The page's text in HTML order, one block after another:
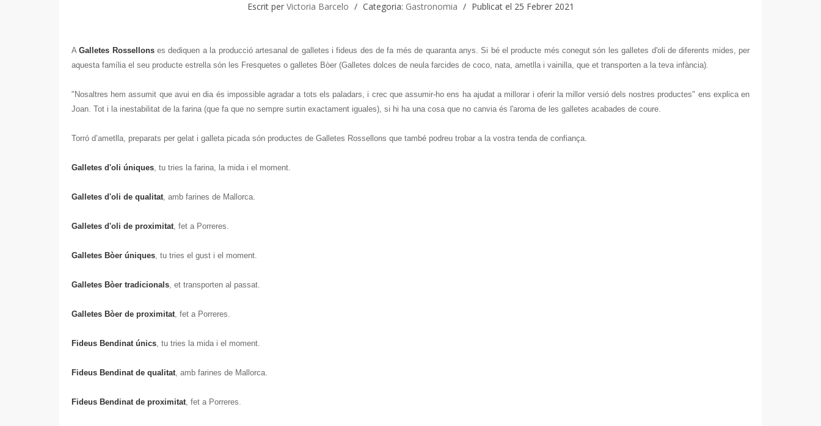
Escrit per Victoria Barcelo Categoria: Gastronomia Publicat el 25 Febrer 2021
AGalletes Rossellonses dediquen a la producció artesanal de galletes i fideus des de fa més de quaranta anys. Si bé el producte més conegut són les galletes d'oli de diferents mides, per
aquesta família el seu producte estrella són les Fresquetes o galletes Bòer (Galletes dolces de neula farcides de coco, nata, ametlla i vainilla, que et transporten a la teva infància).
"Nosaltres hem assumit que avui en dia és impossible agradar a tots els paladars, i crec que assumir-ho ens ha ajudat a millorar i oferir la millor versió dels nostres productes" ens explica en
Joan. Tot i la inestabilitat de la farina (que fa que no sempre surtin exactament iguales), si hi ha una cosa que no canvia és l'aroma de les galletes acabades de coure.
Torró d’ametlla, preparats per gelat i galleta picada són productes de Galletes Rossellons que també podreu trobar a la vostra tenda de confiança.
Galletes d'oli úniques, tu tries la farina, la mida i el moment.
Galletes d'oli de qualitat, amb farines de Mallorca.
Galletes d'oli de proximitat, fet a Porreres.
Galletes Bòer úniques, tu tries el gust i el moment.
Galletes Bòer tradicionals, et transporten al passat.
Galletes Bòer de proximitat, fet a Porreres.
Fideus Bendinat únics, tu tries la mida i el moment.
Fideus Bendinat de qualitat, amb farines de Mallorca.
Fideus Bendinat de proximitat, fet a Porreres.